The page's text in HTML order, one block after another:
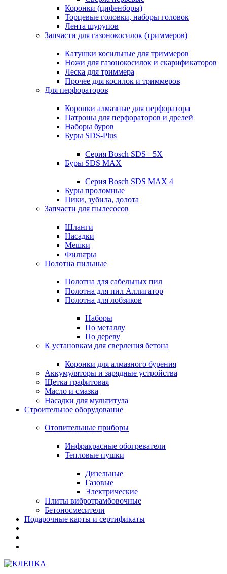
Коронки (цифенборы)
Торцевые головки, наборы головок
Лента шурупов
Запчасти для газонокосилок (триммеров)
Катушки косильные для триммеров
Ножи для газонокосилок и скарификаторов
Леска для триммера
Прочее для косилок и триммеров
Для перфораторов
Коронки алмазные для перфоратора
Патроны для перфораторов и дрелей
Наборы буров
Буры SDS-Plus
Серия Bosch SDS+ 5X
Буры SDS MAX
Серия Bosch SDS MAX 4
Буры проломные
Пики, зубила, долота
Запчасти для пылесосов
Шланги
Насадки
Мешки
Фильтры
Полотна пильные
Полотна для сабельных пил
Полотна для пил Аллигатор
Полотна для лобзиков
Наборы
По металлу
По дереву
К установкам для сверления бетона
Коронки для алмазного бурения
Аккумуляторы и зарядные устройства
Щетка графитовая
Масло и смазка
Насадки для мультитула
Строительное оборудование
Отопительные приборы
Инфракрасные обогреватели
Тепловые пушки
Дизельные
Газовые
Электрические
Плиты вибротрамбовочные
Бетоносмесители
Подарочные карты и сертификаты